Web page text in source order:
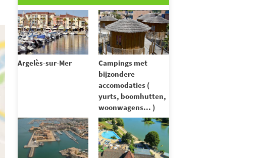
Argelès-sur-Mer
Campings met
bijzondere
accomodaties (
yurts, boomhutten,
woonwagens... )